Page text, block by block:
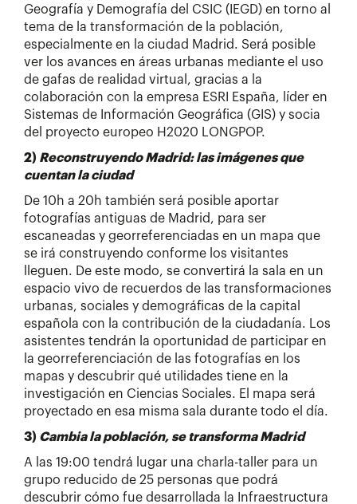
Geografía y Demografía del CSIC (IEGD) en torno al
tema de la transformación de la población,
especialmente en la ciudad Madrid. Será posible
ver los avances en áreas urbanas mediante el uso
de gafas de realidad virtual, gracias a la
colaboración con la empresa ESRI España, líder en
Sistemas de Información Geográfica (GIS) y socia
del proyecto europeo H2020 LONGPOP.
2) Reconstruyendo Madrid: las imágenes que
cuentan la ciudad
De 10h a 20h también será posible aportar
fotografías antiguas de Madrid, para ser
escaneadas y georreferenciadas en un mapa que
se irá construyendo conforme los visitantes
lleguen. De este modo, se convertirá la sala en un
espacio vivo de recuerdos de las transformaciones
urbanas, sociales y demográficas de la capital
española con la contribución de la ciudadanía. Los
asistentes tendrán la oportunidad de participar en
la georreferenciación de las fotografías en los
mapas y descubrir qué utilidades tiene en la
investigación en Ciencias Sociales. El mapa será
proyectado en esa misma sala durante todo el día.
3) Cambia la población, se transforma Madrid
A las 19:00 tendrá lugar una charla-taller para un
grupo reducido de 25 personas que podrá
descubrir cómo fue desarrollada la Infraestructura